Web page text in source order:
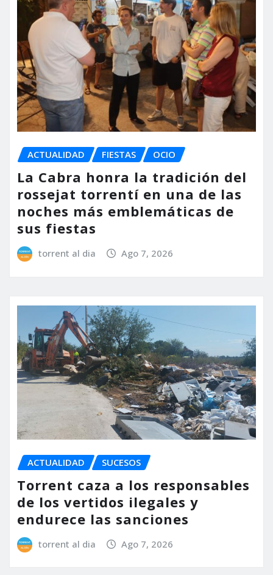
ACTUALIDAD FIESTAS OCIO
La Cabra honra la tradición del
rossejat torrentí en una de las
noches más emblemáticas de
sus fiestas
torrent al dia Ago 7, 2026
ACTUALIDAD SUCESOS
Torrent caza a los responsables
de los vertidos ilegales y
endurece las sanciones
torrent al dia Ago 7, 2026